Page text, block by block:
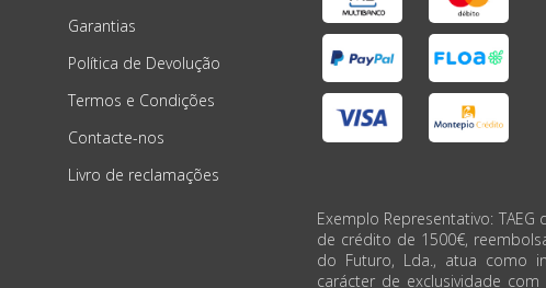
Garantias
Política de Devolução
Termos e Condições
Contacte-nos
Livro de reclamações
Exemplo Representativo:
de crédito de 1500€,
do Futuro, Lda., atua como
carácter de exclusividade